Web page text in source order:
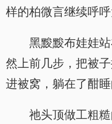
样的柏微言继续呼呼
黑黢黢布娃娃
然上前几步，把被
进被窝，躺在了酣睡
祂头顶做工粗